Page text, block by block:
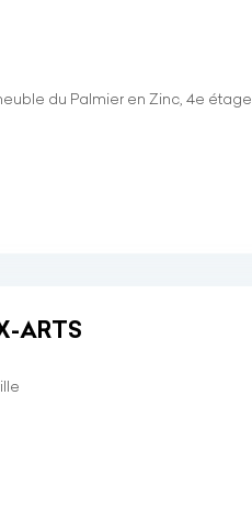
du Palmier en Zinc, 4e étage
ARTS